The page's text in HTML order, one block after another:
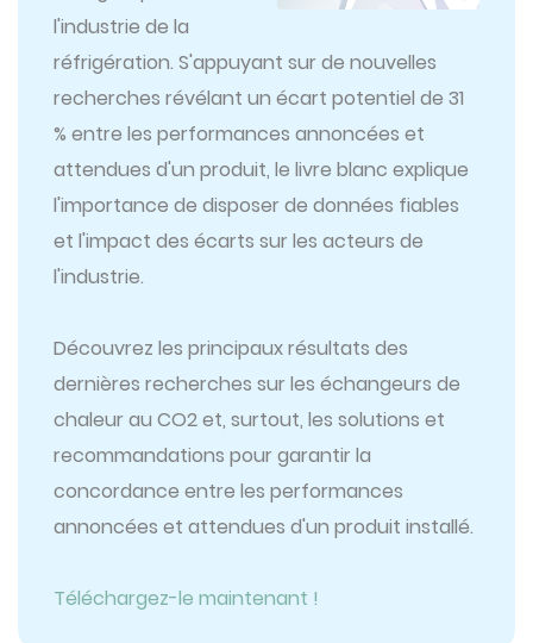
l'industrie de la
réfrigération. S'appuyant sur de nouvelles
recherches révélant un écart potentiel de 31
% entre les performances annoncées et
attendues d'un produit, le livre blanc explique
l'importance de disposer de données fiables
et l'impact des écarts sur les acteurs de
l'industrie.
Découvrez les principaux résultats des
dernières recherches sur les échangeurs de
chaleur au CO2 et, surtout, les solutions et
recommandations pour garantir la
concordance entre les performances
annoncées et attendues d'un produit installé.
Téléchargez-le maintenant !